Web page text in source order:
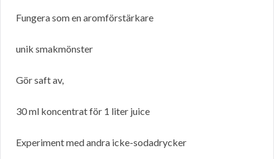
Fungera som en aromförstärkare
unik smakmönster
Gör saft av,
30 ml koncentrat för 1 liter juice
Experiment med andra icke-sodadrycker